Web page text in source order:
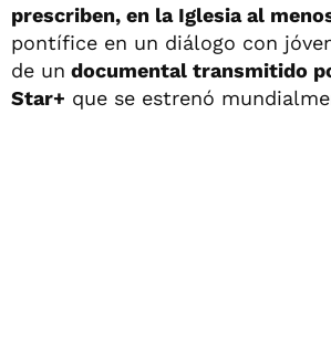
prescriben, en la Iglesia al
pontífice en un diálogo con
de un documental transmitido
Star+ que se estrenó